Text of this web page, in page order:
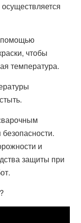
помощью
чтобы
температура.
и
защиты при